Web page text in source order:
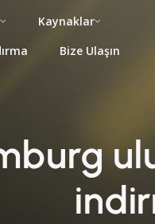
Kaynaklar
Bize Ulaşın